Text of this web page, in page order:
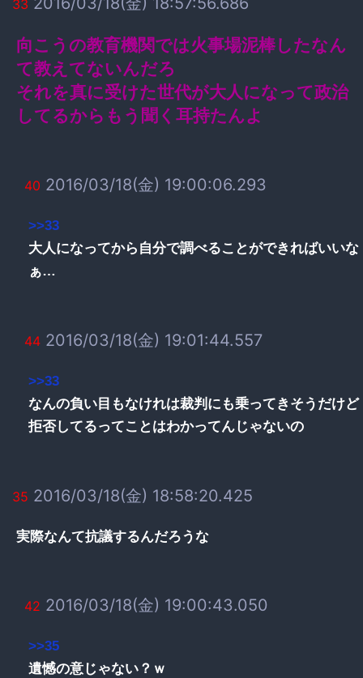
33
向こうの教育機関では火事場泥棒したなん
て教えてないんだろ
それを真に受けた世代が大人になって政治
してるからもう聞く耳持たんよ
40 2016/03/18(金) 19:00:06.293
>>33
大人になってから自分で調べることができればいいな
ぁ…
44 2016/03/18(金) 19:01:44.557
>>33
なんの負い目もなけれは裁判にも乗ってきそうだけど
拒否してるってことはわかってんじゃないの
35 2016/03/18(金) 18:58:20.425
実際なんて抗議するんだろうな
42 2016/03/18(金) 19:00:43.050
>>35
遺憾の意じゃない？ｗ